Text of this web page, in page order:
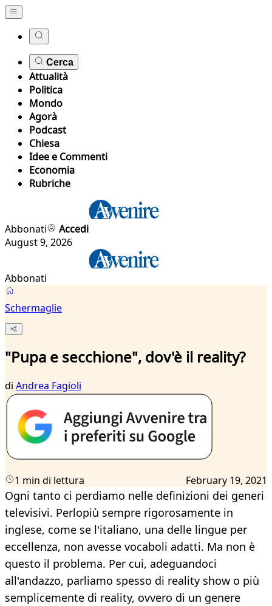
Cerca
Attualità
Politica
Mondo
Agorà
Podcast
Chiesa
Idee e Commenti
Economia
Rubriche
Abbonati
Accedi
August 9, 2026
Abbonati
Schermaglie
"Pupa e secchione", dov'è il reality?
di Andrea Fagioli
1 min di lettura February 19, 2021
Ogni tanto ci perdiamo nelle definizioni dei generi
televisivi. Perlopiù sempre rigorosamente in
inglese, come se l'italiano, una delle lingue per
eccellenza, non avesse vocaboli adatti. Ma non è
questo il problema. Per cui, adeguandoci
all'andazzo, parliamo spesso di reality show o più
semplicemente di reality, ovvero di un genere